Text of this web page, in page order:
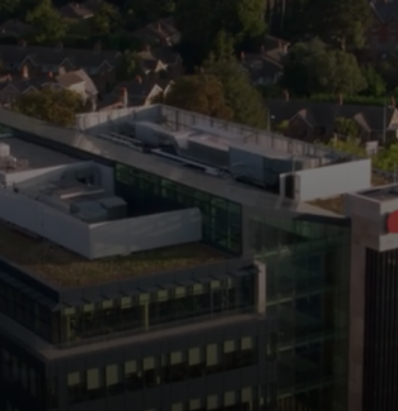
Para ti
Para empresas
Para el mundo
Para innovadores
Noticias y tendencias